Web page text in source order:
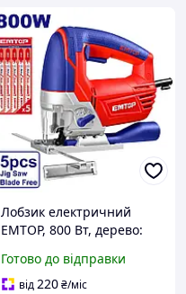
Лобзик електричний
EMTOP, 800 Вт, дерево:
(EJSW8001)
Готово до відправки
від220₴/міс